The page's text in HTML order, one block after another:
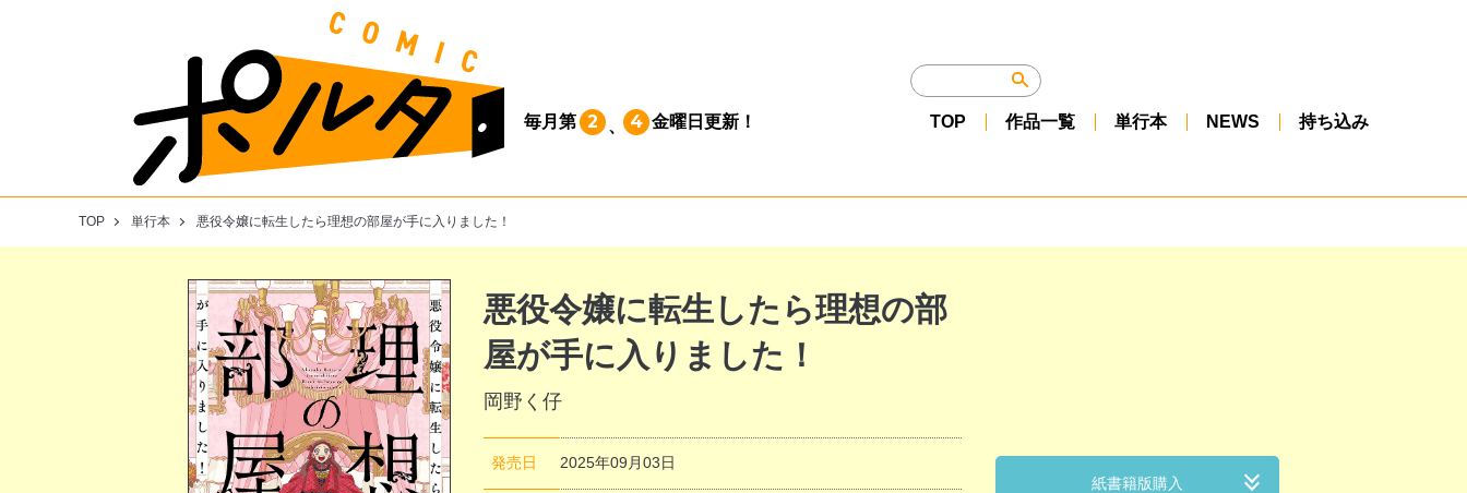
毎月第 2 、 4 金曜日 更新！ TOP 作品一覧 単行本 NEWS 持ち込み
TOP
NEWS
TOP 単行本 悪役令嬢に転生したら理想の部屋が手に入りました！
悪役令嬢に転生したら理想の部
屋が手に入りました！
岡野く仔
発売日 2025年09月03日
紙書籍版購入